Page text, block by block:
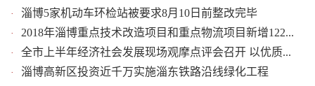
· 淄博5家机动车环检站被要求8月10日前整改完毕
· 2018年淄博重点技术改造项目和重点物流项目新增122...
· 全市上半年经济社会发展现场观摩点评会召开 以优质...
· 淄博高新区投资近千万实施淄东铁路沿线绿化工程